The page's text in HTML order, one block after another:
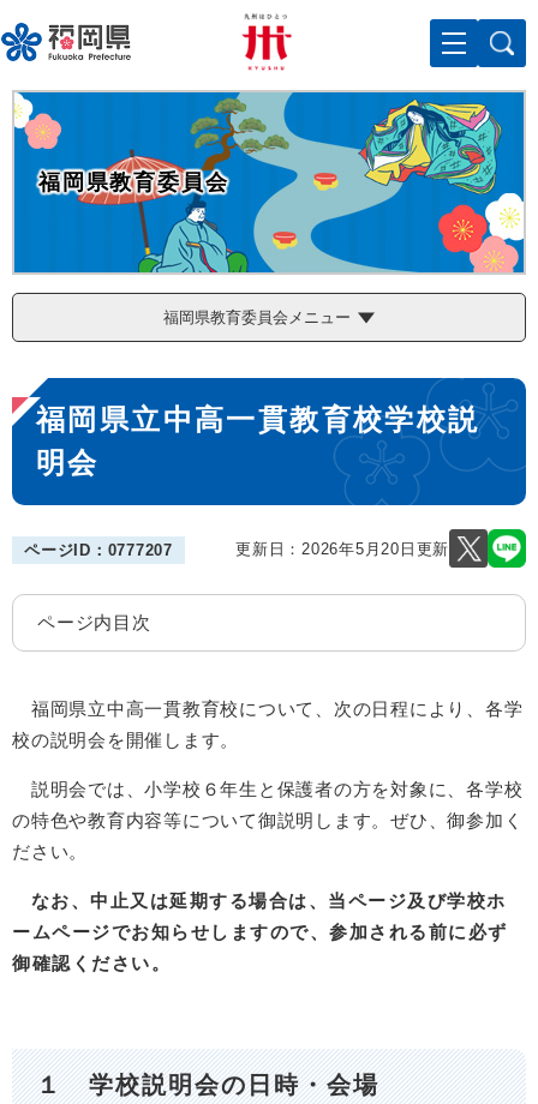
ー
ジ
の
先
メニューを飛ばして本文へ
福岡県教育委員会
福岡県教育委員会メニュー
本
文
福岡県立中高一貫教育校学校説
明会
ページID：0777207 更新日：2026年5月20日更新
ページ内目次
福岡県立中高一貫教育校について、次の日程により、各学
校の説明会を開催します。
説明会では、小学校６年生と保護者の方を対象に、各学校
の特色や教育内容等について御説明します。ぜひ、御参加く
ださい。
なお、中止又は延期する場合は、当ページ及び学校ホ
ームページでお知らせしますので、参加される前に必ず
御確認ください。
１ 学校説明会の日時・会場